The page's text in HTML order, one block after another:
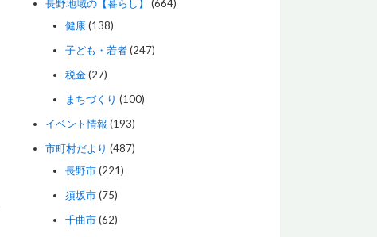
長野地域の【暮らし】
(664)
健康(138)
子ども・若者(247)
税金(27)
まちづくり (100)
イベント情報 (193)
市町村だより (487)
長野市(221)
須坂市(75)
千曲市(62)